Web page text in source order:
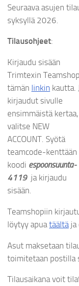
Seuraava asujen
syksyllä 2026.
Tilausohjeet:
Kirjaudu sisään
Trimtexin
tämän linkin kautta.
kirjaudut sivulle
ensimmäistä kertaa,
valitse NEW
ACCOUNT. Syötä
teamcode-kenttään
koodi espoonsuunta-
4119 ja kirjaudu
sisään.
Teamshopiin
löytyy apua täältä ja
Asut maksetaan
toimitetaan postilla
Tilausaikana voit